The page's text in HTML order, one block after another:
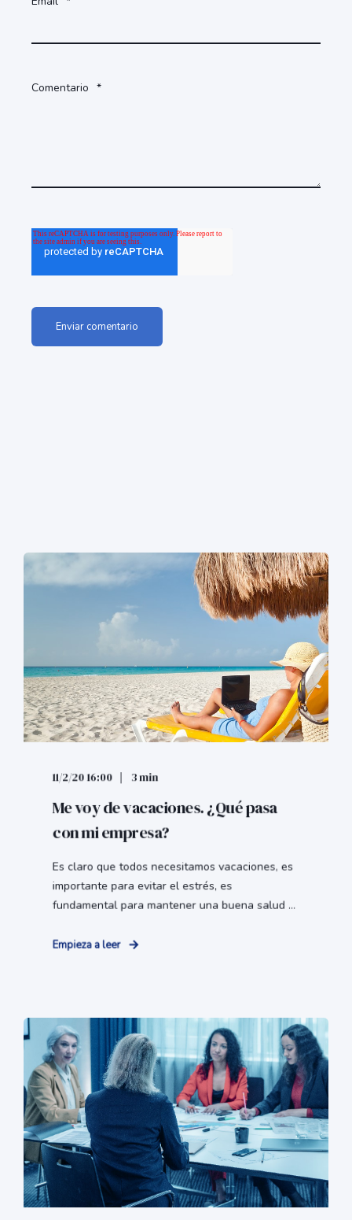
Comentario *
11/2/20 16:00 3 min
Me voy de vacaciones. ¿Qué pasa
con mi empresa?
Es claro que todos necesitamos vacaciones, es
importante para evitar el estrés, es
fundamental para mantener una buena salud ...
Empieza a leer